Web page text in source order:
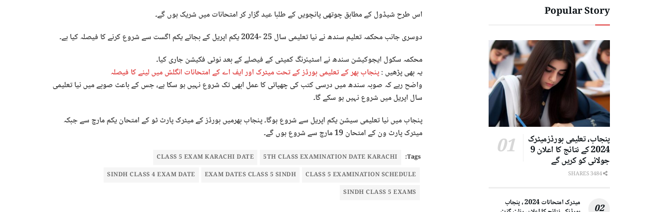
اس طرح شیڈول کے مطابق چوتھی پانچویں کے طلبا عید گزار کر امتحانات میں شریک ہوں گے۔
دوسری جانب محکمہ تعلیم سندھ نے نیا تعلیمی سال 25 -2024 یکم اپریل کے بجائے یکم اگست سے شروع کرنے کا فیصلہ کیا ہے۔
محکمہ سکول ایجوکیشن سندھ نے اسٹیئرنگ کمیٹی کے فیصلے کے بعد نوٹی فکیشن جاری کیا۔
یہ بھی پڑھیں :پنجاب بھر کے تعلیمی بورڈز کے تحت میٹرک اور ایف اے کے امتحانات انگلش میں لینے کا فیصلہ
واضح رہے کہ صوبہ سندھ میں درسی کتب کی چھپائی کا عمل ابھی تک شروع نہیں ہو سکا ہے، جس کے باعث صوبے میں نیا تعلیمی
سال اپریل میں شروع نہیں ہو سکے گا۔
پنجاب میں نیا تعلیمی سیشن یکم اپریل سے شروع ہوگا۔ پنجاب بھرمیں بورڈز کے میٹرک پارٹ ٹو کے امتحان یکم مارچ سے جبکہ
میٹرک پارٹ ون کے امتحان 19 مارچ سے شروع ہوں گے۔
Tags:
5TH CLASS EXAMINATION DATE KARACHI
CLASS 5 EXAM KARACHI DATE
CLASS 5 EXAMINATION SCHEDULE
EXAM DATES CLASS 5 SINDH
SINDH CLASS 4 EXAM DATE
SINDH CLASS 5 EXAMS
Popular Story
پنجاب، تعلیمی بورڈزمیٹرک
2024 کے نتائج کا اعلان 9
جولائی کو کریں گے
میٹرک امتحانات 2024 ، پنجاب